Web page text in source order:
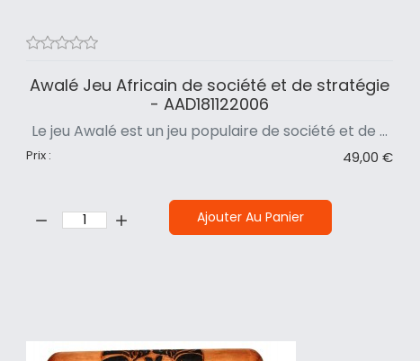
Awalé Jeu Africain de société et de stratégie
- AAD181122006
Le jeu Awalé est un jeu populaire de société et de ...
Prix : 49,00 €
Quantité: Ajouter Au Panier